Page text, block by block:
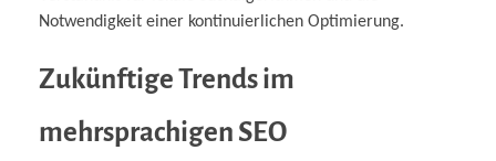
Notwendigkeit einer kontinuierlichen Optimierung.
Zukünftige Trends im
mehrsprachigen SEO